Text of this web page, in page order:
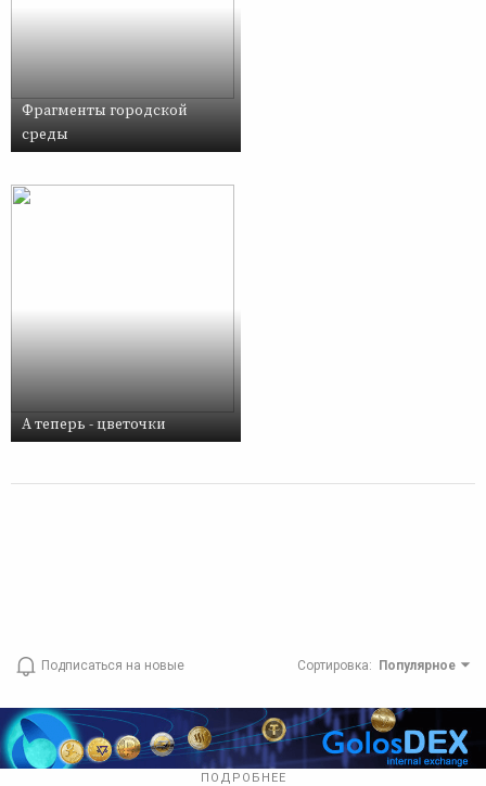
Фрагменты городской
среды
А теперь - цветочки
Подписаться на новые Сортировка: Популярное
ПОДРОБНЕЕ